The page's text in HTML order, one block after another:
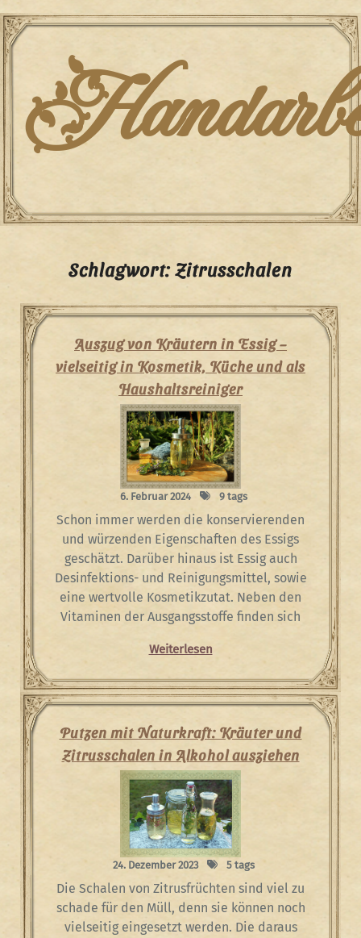
Skip
to
content
Schlagwort:Zitrusschalen
Auszug von Kräutern in Essig –
vielseitig in Kosmetik, Küche und als
Haushaltsreiniger
6. Februar 2024 9 tags
Schon immer werden die konservierenden
und würzenden Eigenschaften des Essigs
geschätzt. Darüber hinaus ist Essig auch
Desinfektions- und Reinigungsmittel, sowie
eine wertvolle Kosmetikzutat. Neben den
Vitaminen der Ausgangsstoffe finden sich
Weiterlesen
Putzen mit Naturkraft: Kräuter und
Zitrusschalen in Alkohol ausziehen
24. Dezember 2023 5 tags
Die Schalen von Zitrusfrüchten sind viel zu
schade für den Müll, denn sie können noch
vielseitig eingesetzt werden. Die daraus